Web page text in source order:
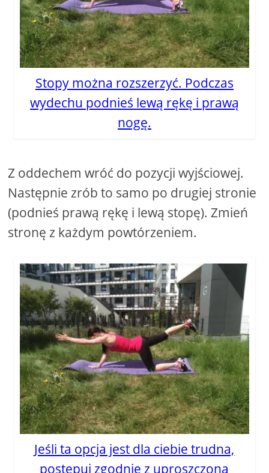
Stopy można rozszerzyć. Podczas
wydechu podnieś lewą rękę i prawą
nogę.
Z oddechem wróć do pozycji wyjściowej.
Następnie zrób to samo po drugiej stronie
(podnieś prawą rękę i lewą stopę). Zmień
stronę z każdym powtórzeniem.
Jeśli ta opcja jest dla ciebie trudna,
postępuj zgodnie z uproszczoną